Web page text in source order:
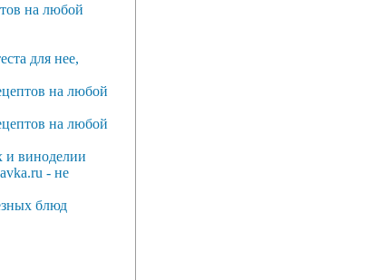
на любой
для нее,
на любой
на любой
и виноделии
- не
блюд